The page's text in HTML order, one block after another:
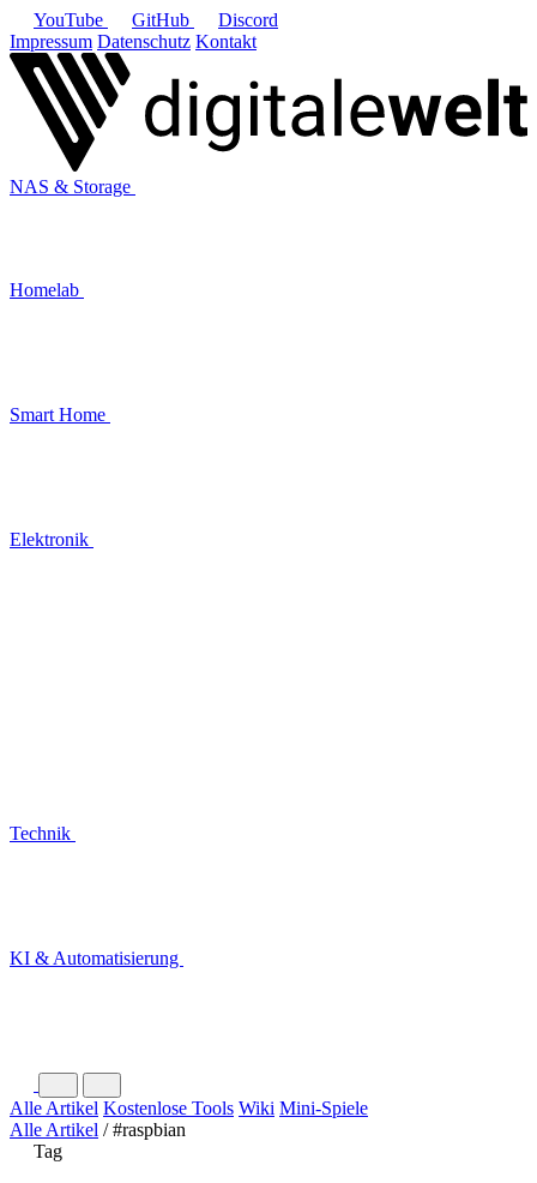
YouTube GitHub
Discord
Impressum Datenschutz Kontakt
NAS & Storage
Homelab
Smart Home
Elektronik
Technik
KI & Automatisierung
Alle Artikel Kostenlose Tools Wiki Mini-Spiele
Alle Artikel / #raspbian
Tag